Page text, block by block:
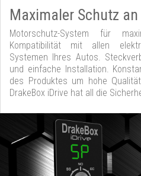
Maximaler Schutz
Motorschutz-System für
Kompatibilität mit allen
Systemen Ihres Autos.
und einfache Installation.
des Produktes um hohe
DrakeBox iDrive hat all die